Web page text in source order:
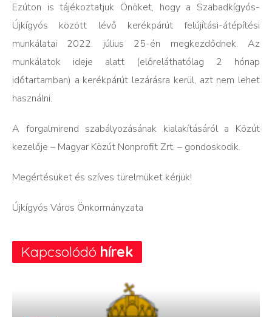
Ezúton is tájékoztatjuk Önöket, hogy a Szabadkígyós-
Újkígyós között lévő kerékpárút felújítási-átépítési
munkálatai 2022. július 25-én megkezdődnek. Az
munkálatok ideje alatt (előreláthatólag 2 hónap
időtartamban) a kerékpárút lezárásra kerül, azt nem lehet
használni.
A forgalmirend szabályozásának kialakításáról a Közút
kezelője – Magyar Közút Nonprofit Zrt. – gondoskodik.
Megértésüket és szíves türelmüket kérjük!
Újkígyós Város Önkormányzata
Kapcsolódó hírek